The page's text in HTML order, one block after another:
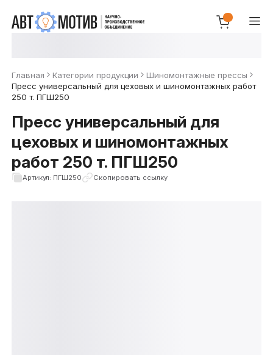
Главная Категории продукции
Шиномонтажные прессы
Пресс универсальный для цеховых и шиномонтажных работ
250 т. ПГШ250
Пресс универсальный для
цеховых и шиномонтажных
работ 250 т. ПГШ250
Артикул: ПГШ250 Скопировать ссылку